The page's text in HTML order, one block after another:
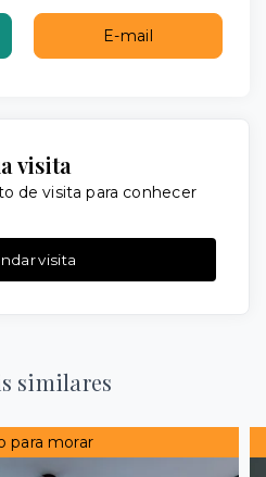
E-mail
visita
de visita para conhecer
visita
similares
para morar